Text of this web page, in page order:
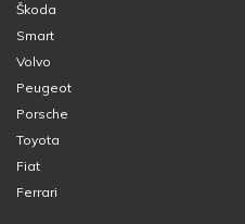
Škoda
Smart
Volvo
Peugeot
Porsche
Toyota
Fiat
Ferrari